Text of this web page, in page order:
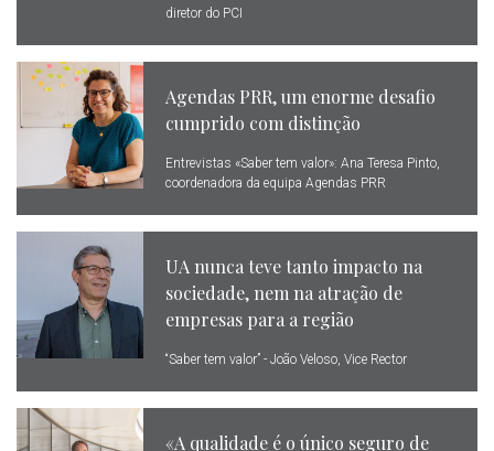
diretor do PCI
Agendas PRR, um enorme desafio
cumprido com distinção
Entrevistas «Saber tem valor»: Ana Teresa Pinto,
coordenadora da equipa Agendas PRR
UA nunca teve tanto impacto na
sociedade, nem na atração de
empresas para a região
“Saber tem valor” - João Veloso, Vice Rector
«A qualidade é o único seguro de